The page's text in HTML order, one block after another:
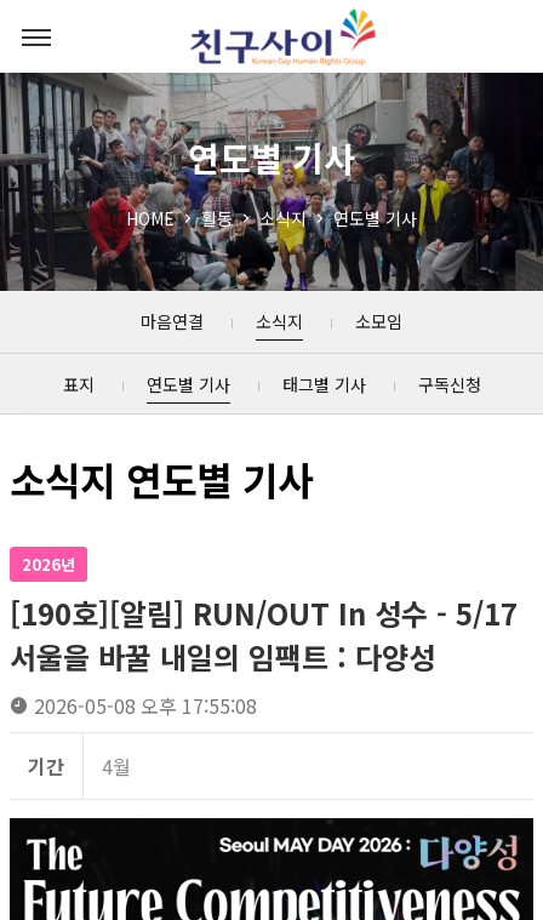
연도별 기사
HOME 활동 소식지 연도별 기사
마음연결 소식지 소모임
표지 연도별 기사 태그별 기사 구독신청
소식지 연도별 기사
2026년
[190호][알림] RUN/OUT In 성수 - 5/17
서울을 바꿀 내일의 임팩트 : 다양성
2026-05-08 오후 17:55:08
기간 4월